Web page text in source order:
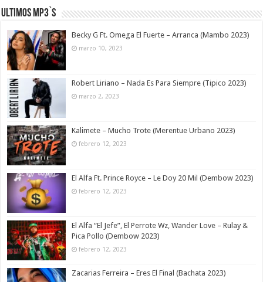
Ultimos MP3`s
Becky G Ft. Omega El Fuerte – Arranca (Mambo 2023)
marzo 10, 2023
Robert Liriano – Nada Es Para Siempre (Tipico 2023)
marzo 2, 2023
Kalimete – Mucho Trote (Merentue Urbano 2023)
febrero 12, 2023
El Alfa Ft. Prince Royce – Le Doy 20 Mil (Dembow 2023)
febrero 12, 2023
El Alfa “El Jefe”, El Perrote Wz, Wander Love – Rulay &
Pica Pollo (Dembow 2023)
febrero 12, 2023
Zacarias Ferreira – Eres El Final (Bachata 2023)